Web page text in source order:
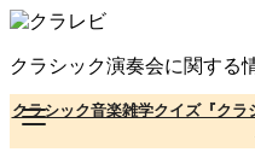
コ
テ
ン
ツ
へ
クラシック演奏会に関する
クラシック音楽雑学クイズ『ク